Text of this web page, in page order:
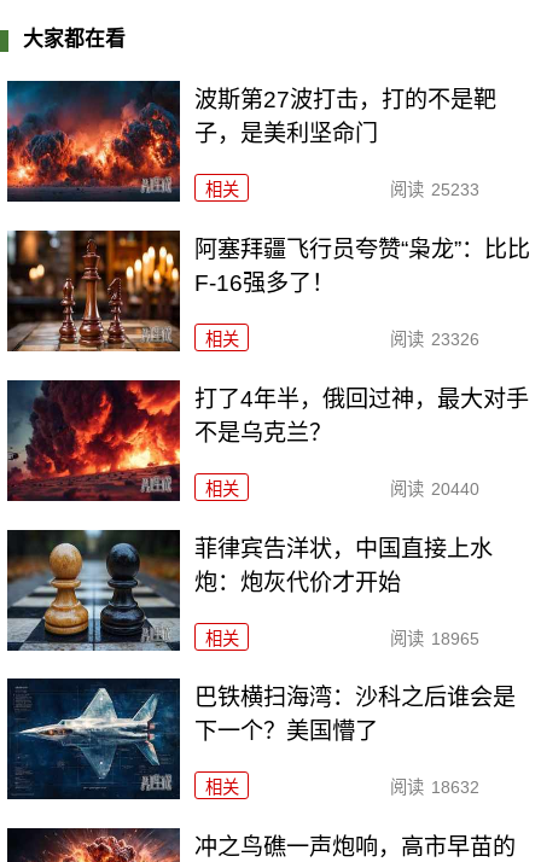
大家都在看
波斯第27波打击，打的不是靶
子，是美利坚命门
相关 阅读 25233
阿塞拜疆飞行员夸赞“枭龙”：比比
F-16强多了！
相关 阅读 23326
打了4年半，俄回过神，最大对手
不是乌克兰？
相关 阅读 20440
菲律宾告洋状，中国直接上水
炮：炮灰代价才开始
相关 阅读 18965
巴铁横扫海湾：沙科之后谁会是
下一个？美国懵了
相关 阅读 18632
冲之鸟礁一声炮响，高市早苗的